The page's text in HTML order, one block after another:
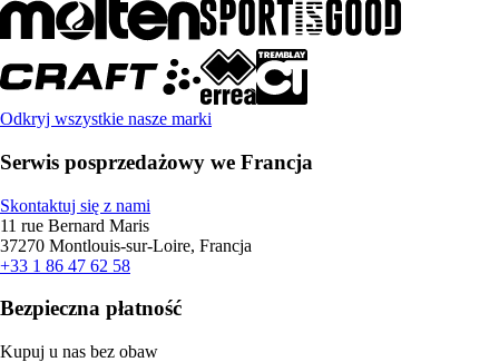
Odkryj wszystkie nasze marki
Serwis posprzedażowy we Francja
Skontaktuj się z nami
11 rue Bernard Maris
37270 Montlouis-sur-Loire, Francja
+33 1 86 47 62 58
Bezpieczna płatność
Kupuj u nas bez obaw